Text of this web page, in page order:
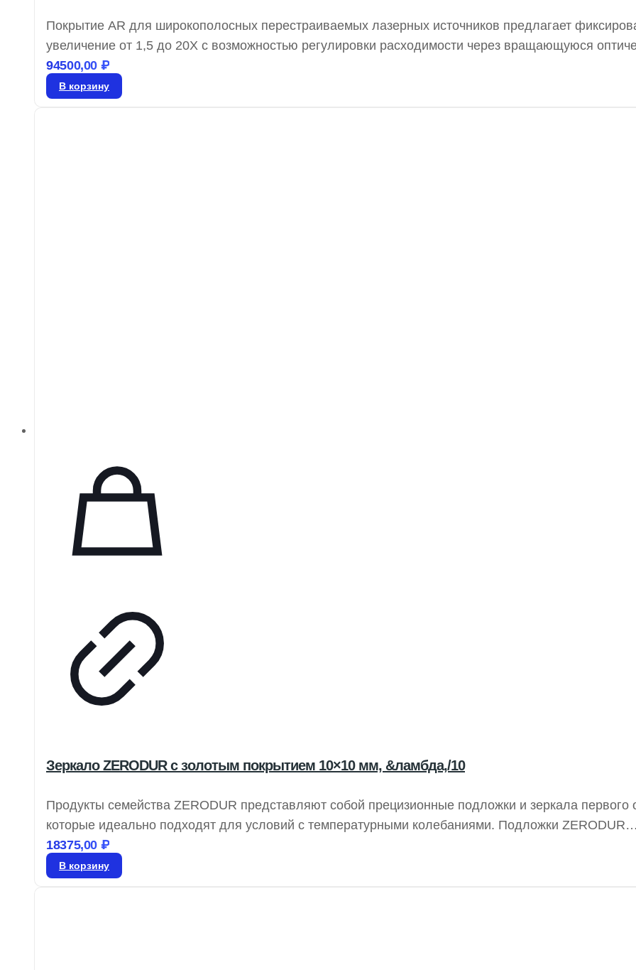
Покрытие AR для широкополосных перестраиваемых лазерных источников предлагает
увеличение от 1,5 до 20X с возможностью регулировки расходимости через вращающуюся
систему. Компактные расширители луча TECHSPEC Vega специально созданы для высоких
перестраиваемых лазеров и эффективно работают в широком диапазоне длин волн,
94500,00 ₽
В корзину
Зеркало ZERODUR с золотым покрытием 10×10 мм, &ламбда,/10
Продукты семейства ZERODUR представляют собой прецизионные подложки и зеркала первого
которые идеально подходят для условий с температурными колебаниями. Подложки ZERODUR
характеризуются крайне низким коэффициентом теплового расширения (КТР) ±0,10 x 10-6/C, что
существенно ниже показателей большинства стеклянных материалов. Это свойство
18375,00 ₽
В корзину